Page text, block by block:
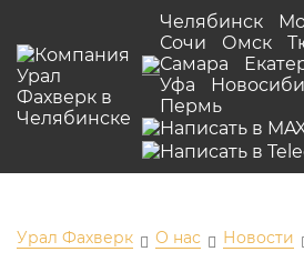
Челябинск
Сочи
Омск
Самара
Уфа
Пермь
Урал Фахверк О нас Новости